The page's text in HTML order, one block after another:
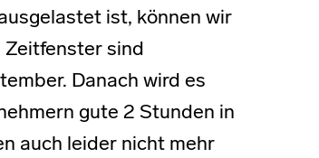
ist, können wir
Zeitfenster sind
Danach wird es
gute 2 Stunden in
auch leider nicht mehr